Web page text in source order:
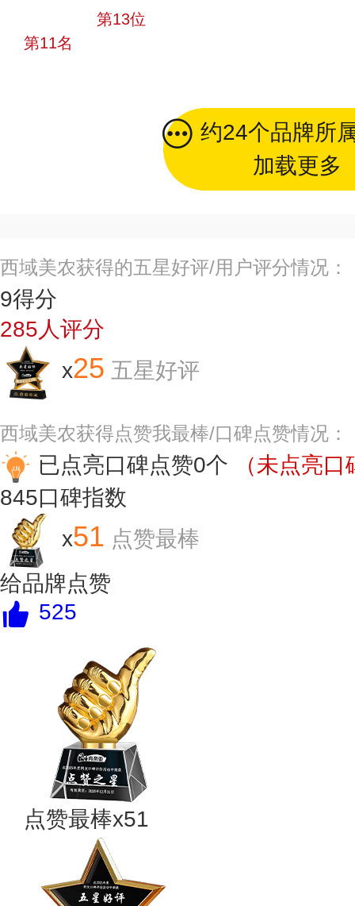
第13位
第11名
约24个品牌所
加载更多
西域美农获得的五星好评/用户评分情况：
9得分
285人评分
x25 五星好评
西域美农获得点赞我最棒/口碑点赞情况：
已点亮口碑点赞0个
（未点亮
845口碑指数
x51 点赞最棒
给品牌点赞
525
点赞最棒x51